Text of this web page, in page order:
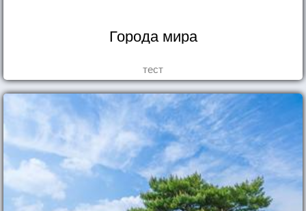
Города мира
тест